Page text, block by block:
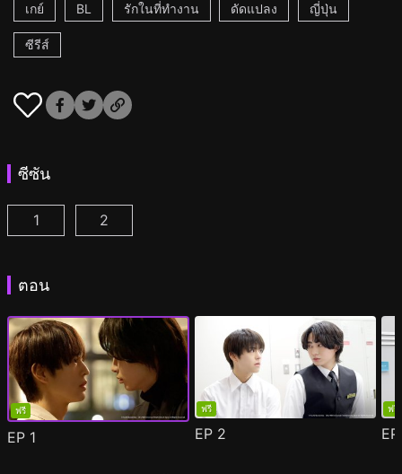
เกย์
BL รักในที่ทำงาน ดัดแปลง ญี่ปุ่น
ซีรีส์
ซีซัน
หลังเคาน์เตอร์นี้มีรัก ตอนที่ 1
1 หลังเคาน์เตอร์นี้มีรัก ซีซัน 2 ตอนที่ 1
2
ตอน
ฟรี
EP 1
ฟรี
EP 2
ฟรี